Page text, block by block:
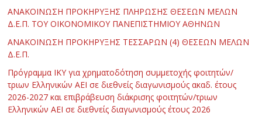
ΑΝΑΚΟΙΝΩΣΗ ΠΡΟΚΗΡΥΞΗΣ ΠΛΗΡΩΣΗΣ ΘΕΣΕΩΝ ΜΕΛΩΝ
Δ.Ε.Π. ΤΟΥ ΟΙΚΟΝΟΜΙΚΟΥ ΠΑΝΕΠΙΣΤΗΜΙΟΥ ΑΘΗΝΩΝ
ΑΝΑΚΟΙΝΩΣΗ ΠΡΟΚΗΡΥΞΗΣ ΤΕΣΣΑΡΩΝ (4) ΘΕΣΕΩΝ ΜΕΛΩΝ
Δ.Ε.Π.
Πρόγραμμα ΙΚΥ για χρηματοδότηση συμμετοχής φοιτητών/
τριων Ελληνικών ΑΕΙ σε διεθνείς διαγωνισμούς ακαδ. έτους
2026-2027 και επιβράβευση διάκρισης φοιτητών/τριων
Ελληνικών ΑΕΙ σε διεθνείς διαγωνισμούς έτους 2026